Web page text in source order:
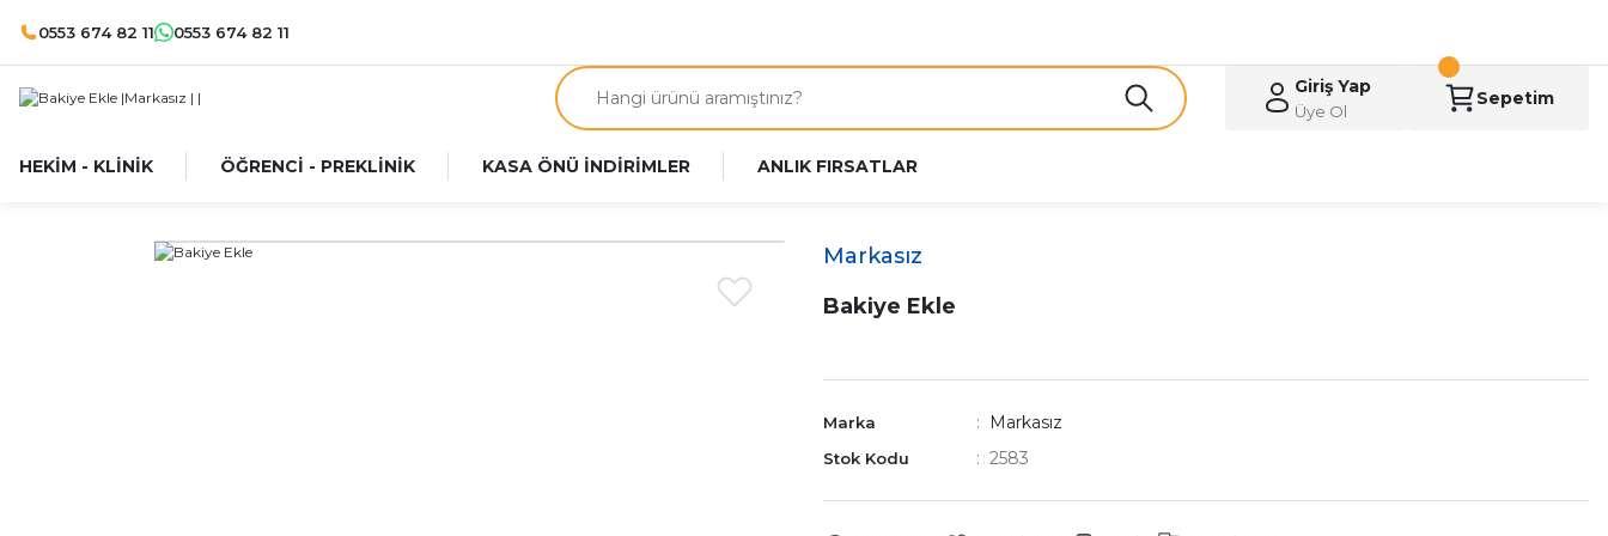
0553 674 82 11 0553 674 82 11
Giriş Yap
Üye Ol
Sepetim
HEKİM - KLİNİK ÖĞRENCİ - PREKLİNİK KASA ÖNÜ İNDİRİMLER ANLIK FIRSATLAR
Markasız
Bakiye Ekle
Marka Markasız
Stok Kodu 2583